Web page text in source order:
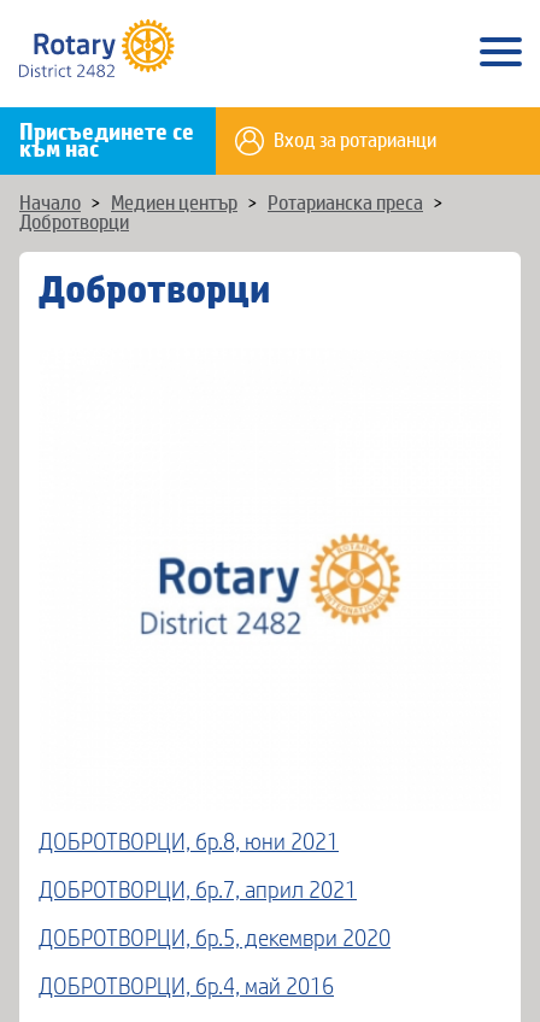
Присъединете се
към нас Вход за ротарианци
Начало > Медиен център > Ротарианска преса
>
Добротворци
Добротворци
ДОБРОТВОРЦИ, бр.8, юни 2021
ДОБРОТВОРЦИ, бр.7, април 2021
ДОБРОТВОРЦИ, бр.5, декември 2020
ДОБРОТВОРЦИ, бр.4, май 2016